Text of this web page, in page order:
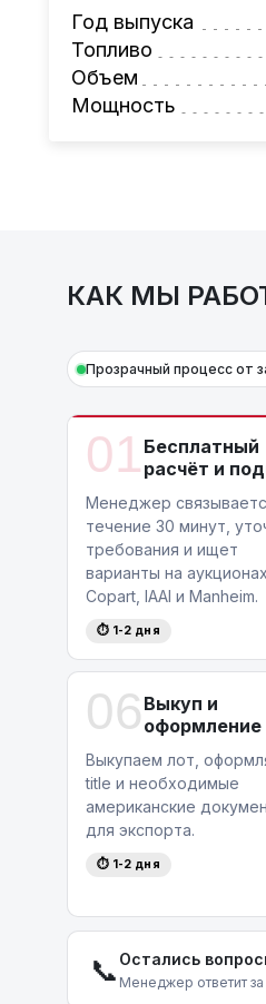
Также, для
Условия и
AutoCapital
–
Год выпуска
Топливо
Объем
Мощность
КАК МЫ
Прозрачный процесс от
01 Бесплатный
расчёт и
Менеджер
течение 30 минут,
требования и ищет
варианты на аукционах
Copart, IAAI и Manheim.
⏱ 1-2 дня
06 Выкуп и
оформление
Выкупаем лот,
title и необходимые
американские
для экспорта.
⏱ 1-2 дня
📞 Остались
Менеджер ответит за